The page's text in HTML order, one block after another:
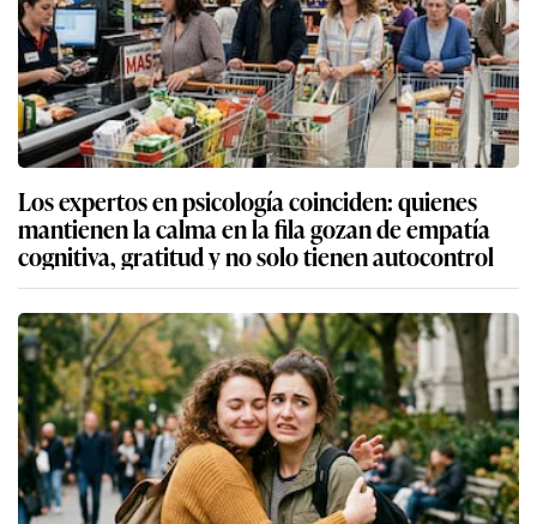
Los expertos en psicología coinciden: quienes
mantienen la calma en la fila gozan de empatía
cognitiva, gratitud y no solo tienen autocontrol